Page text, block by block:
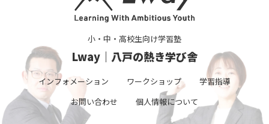
小・中・高校生向け学習塾
Lway｜八戸の熱き学び舎
インフォメーション ワークショップ
学習指導
お問い合わせ
個人情報について